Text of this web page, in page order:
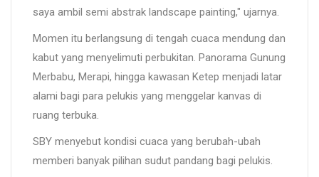
saya ambil semi abstrak landscape painting," ujarnya.
Momen itu berlangsung di tengah cuaca mendung dan
kabut yang menyelimuti perbukitan. Panorama Gunung
Merbabu, Merapi, hingga kawasan Ketep menjadi latar
alami bagi para pelukis yang menggelar kanvas di
ruang terbuka.
SBY menyebut kondisi cuaca yang berubah-ubah
memberi banyak pilihan sudut pandang bagi pelukis.